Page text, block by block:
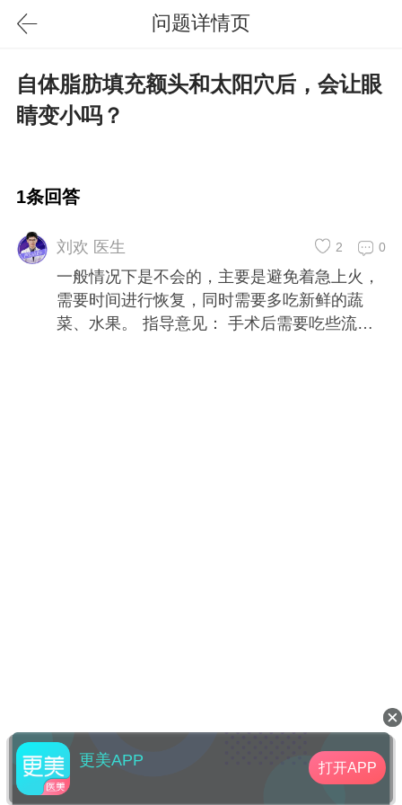
问题详情页
自体脂肪填充额头和太阳穴后，会让眼
睛变小吗？
1条回答
刘欢 医生 0
2
一般情况下是不会的，主要是避免着急上火，
需要时间进行恢复，同时需要多吃新鲜的蔬
菜、水果。 指导意见： 手术后需要吃些流体
更美APP 打开APP